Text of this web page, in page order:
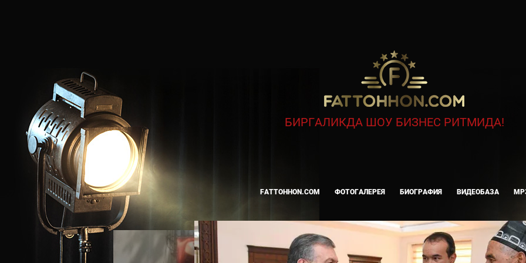
БИРГАЛИКДА ШОУ БИЗНЕС РИТМИДА!
FATTOHHON.COM ФОТОГАЛЕРЕЯ БИОГРАФИЯ ВИДЕОБАЗА